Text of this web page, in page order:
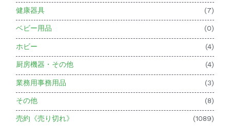
健康器具 (7)
ベビー用品 (0)
ホビー (4)
厨房機器・その他 (4)
業務用事務用品 (3)
その他 (8)
売約《売り切れ》 (1089)